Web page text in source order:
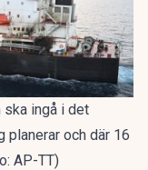
ska ingå i det
planerar och där 16
AP-TT)